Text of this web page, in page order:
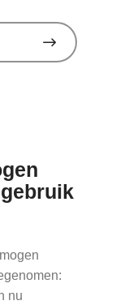
nu